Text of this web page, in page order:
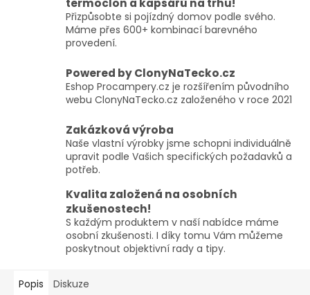
termoclon a kapsářů na trhu!
Přizpůsobte si pojízdný domov podle svého.
Máme přes 600+ kombinací barevného
provedení.
Powered by ClonyNaTecko.cz
Eshop Procampery.cz je rozšířením původního
webu ClonyNaTecko.cz založeného v roce 2021
Zakázková výroba
Naše vlastní výrobky jsme schopni individuálně
upravit podle Vašich specifických požadavků a
potřeb.
Kvalita založená na osobních
zkušenostech!
S každým produktem v naší nabídce máme
osobní zkušenosti. I díky tomu Vám můžeme
poskytnout objektivní rady a tipy.
Popis Diskuze